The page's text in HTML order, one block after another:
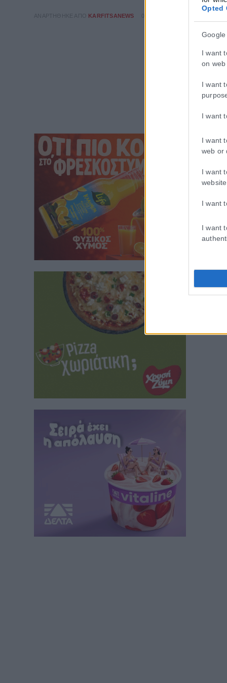
Opted
I want
on
I want
I want
I want
web or
I want
I want
I want
ΑΝΑΡΤΉΘΗΚΕ ΑΠΌ KARFITSANEWS